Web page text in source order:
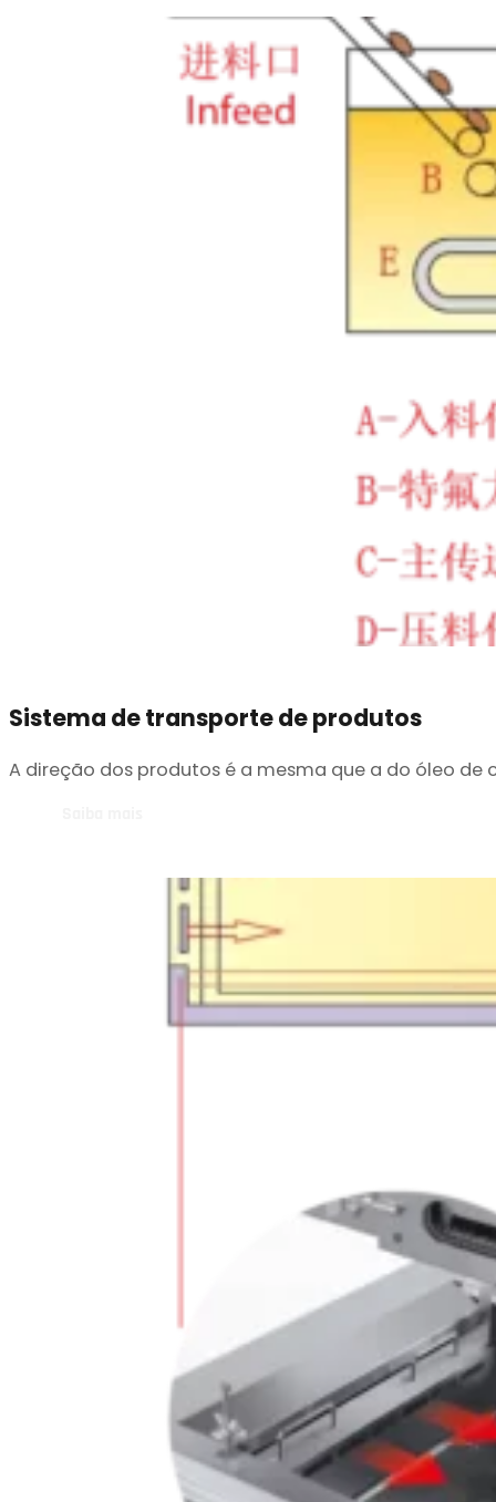
Sistema de transporte de produtos
A direção dos produtos é a mesma que a do óleo